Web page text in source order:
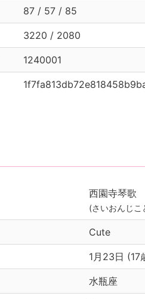
87 / 57 / 85
3220 / 2080
1240001
西園寺琴歌
(さいおんじこ
Cute
1月23日 (17
水瓶座